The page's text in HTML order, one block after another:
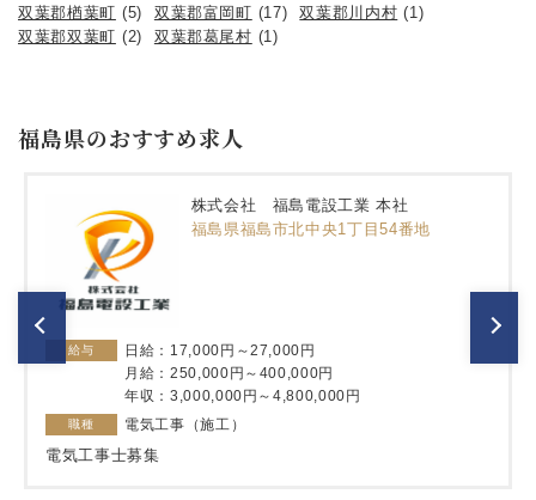
双葉郡楢葉町 (5) 双葉郡富岡町 (17) 双葉郡川内村 (1)
双葉郡双葉町 (2) 双葉郡葛尾村 (1)
福島県のおすすめ求人
株式会社 福島電設工業 本社
福島県福島市北中央1丁目54番地
給与
日給：17,000円～27,000円
月給：250,000円～400,000円
年収：3,000,000円～4,800,000円
職種 電気工事（施工）
電気工事士募集